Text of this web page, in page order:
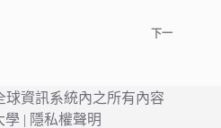
下一
球資訊系統內之所有內容
學 | 隱私權聲明